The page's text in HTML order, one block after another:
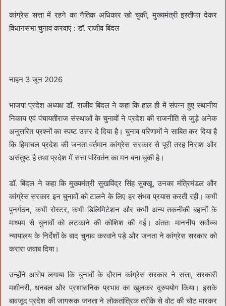
कांग्रेस सत्ता में रहने का नैतिक अधिकार खो चुकी, मुख्यमंत्री इस्तीफा देकर
विधानसभा चुनाव करवाएं : डॉ. राजीव बिंदल
नाहन 3 जून 2026
भाजपा प्रदेश अध्यक्ष डॉ. राजीव बिंदल ने कहा कि हाल ही में संपन्न हुए स्थानीय
निकाय एवं पंचायतीराज संस्थाओं के चुनावों ने प्रदेश की राजनीति से जुड़े अनेक
अनुत्तरित प्रश्नों का स्पष्ट उत्तर दे दिया है। चुनाव परिणामों ने साबित कर दिया है
कि हिमाचल प्रदेश की जनता वर्तमान कांग्रेस सरकार से पूरी तरह निराश और
असंतुष्ट है तथा प्रदेश में सत्ता परिवर्तन का मन बना चुकी है।
डॉ. बिंदल ने कहा कि मुख्यमंत्री सुखविंद्र सिंह सुक्खू, उनका मंत्रिमंडल और
कांग्रेस सरकार इन चुनावों को टालने के लिए हर संभव प्रयास करती रही। कभी
पुनर्गठन, कभी रोस्टर, कभी डिलिमिटेशन और कभी अन्य तकनीकी बहानों के
माध्यम से चुनावों को लटकाने की कोशिश की गई। अंततः माननीय सर्वोच्च
न्यायालय के निर्देशों के बाद चुनाव करवाने पड़े और जनता ने कांग्रेस सरकार को
करारा जवाब दिया।
उन्होंने आरोप लगाया कि चुनावों के दौरान कांग्रेस सरकार ने सत्ता, सरकारी
मशीनरी, धनबल और प्रशासनिक प्रभाव का खुलकर दुरुपयोग किया। इसके
बावजूद प्रदेश की जागरूक जनता ने लोकतांत्रिक तरीके से वोट की चोट मारकर